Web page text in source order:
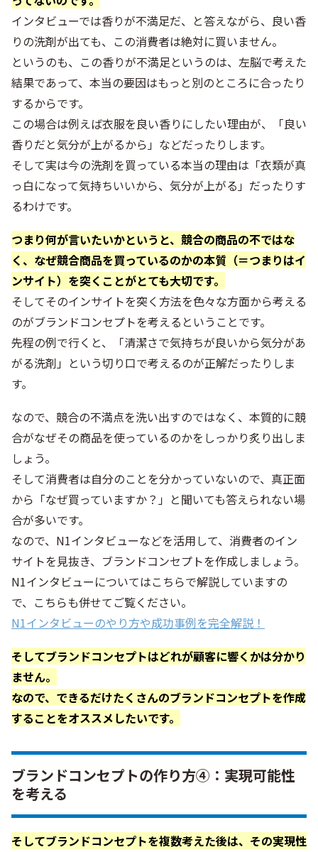
インタビューでは香りが不満足だ、と答えながら、良い香
りの洗剤が出ても、この消費者は絶対に買いません。
というのも、この香りが不満足というのは、左脳で考えた
結果であって、本当の要因はもっと別のところに合ったり
するからです。
この場合は例えば衣服を良い香りにしたい理由が、「良い
香りだと気分が上がるから」などだったりします。
そして実は今の洗剤を買っている本当の理由は「衣類が真
っ白になって気持ちいいから、気分が上がる」だったりす
るわけです。
つまり何が言いたいかというと、競合の商品の不ではな
く、なぜ競合商品を買っているのかの本質（＝つまりはイ
ンサイト）を突くことがとても大切です。
そしてそのインサイトを突く方法を色々な方面から考える
のがブランドコンセプトを考えるということです。
先程の例で行くと、「清潔さで気持ちが良いから気分があ
がる洗剤」という切り口で考えるのが正解だったりしま
す。
なので、競合の不満点を洗い出すのではなく、本質的に競
合がなぜその商品を使っているのかをしっかり炙り出しま
しょう。
そして消費者は自分のことを分かっていないので、真正面
から「なぜ買っていますか？」と聞いても答えられない場
合が多いです。
なので、N1インタビューなどを活用して、消費者のイン
サイトを見抜き、ブランドコンセプトを作成しましょう。
N1インタビューについてはこちらで解説していますの
で、こちらも併せてご覧ください。
N1インタビューのやり方や成功事例を完全解説！
そしてブランドコンセプトはどれが顧客に響くかは分かり
ません。
なので、できるだけたくさんのブランドコンセプトを作成
することをオススメしたいです。
ブランドコンセプトの作り方④：実現可能性
を考える
そしてブランドコンセプトを複数考えた後は、その実現性